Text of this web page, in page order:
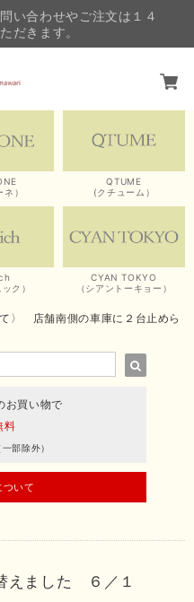
い合わせやご注文は１４
だきます。
）
QTUME
(クチューム）
ク）
CYAN TOKYO
（シアントーキョー）
〉 店舗南側の車庫に２台止めら
お買い物で
料
部除外）
いて
えました ６／１